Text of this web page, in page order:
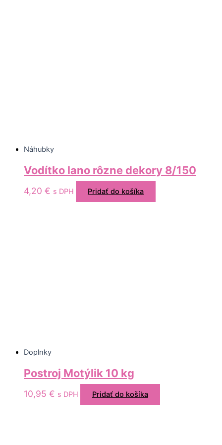
Náhubky
Vodítko lano rôzne dekory 8/150
4,20 € s DPH Pridať do košíka
Doplnky
Postroj Motýlik 10 kg
10,95 € s DPH Pridať do košíka